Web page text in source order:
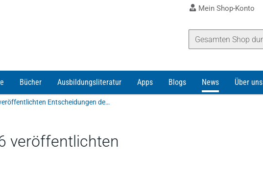
Mein Shop-Konto
Bücher Ausbildungsliteratur Apps Blogs News Über uns
Alle weiteren am 25.6.2026 veröffentlichten Entscheidungen des BFH
veröffentlichten